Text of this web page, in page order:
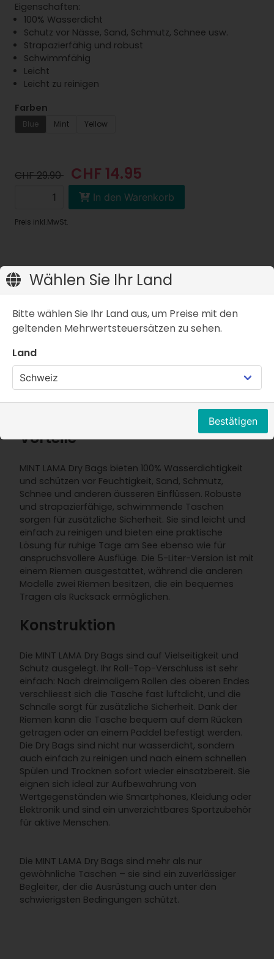
Eigenschaften:
100% Wasserdicht
Schutz vor Nässe, Sand, Schmutz, Schnee usw.
Strapazierfähig und robust
Schwimmfähig
Leicht
Leicht zu reinigen
Farben
Blue Mint Yellow
CHF 29.90 CHF 14.95
In den Warenkorb
Preis inkl.MwSt.
Artikelbeschreibung Eigenschaften FAQ
persönliche Gegenstände auch während
Wasserabenteuern trocken. Ob Paddleboarding,
Kajakfahren oder ein Ausflug zum Strand – die
Vorteile
MINT LAMA Dry Bags bieten 100% Wasserdichtigkeit
und schützen vor Feuchtigkeit, Sand, Schmutz,
Schnee und anderen äusseren Einflüssen. Robuste
und strapazierfähige, schwimmende Taschen
sorgen für zusätzliche Sicherheit. Sie sind leicht und
einfach zu reinigen und bieten eine praktische
Lösung für ruhige Tage am See ebenso wie für
anspruchsvollere Ausflüge. Die 5-Liter-Version ist mit
einem Riemen ausgestattet, während die anderen
Modelle zwei Riemen besitzen, die ein bequemes
Tragen als Rucksack ermöglichen.
Konstruktion
Die MINT LAMA Dry Bags sind auf Vielseitigkeit und
Schutz ausgelegt. Ihr Roll-Top-Verschluss ist sehr
einfach: Nach dreimaligem Rollen des oberen Endes
verschliesst sich die Tasche fast luftdicht, und die
Schnalle sorgt für zusätzliche Sicherheit. Dank der
Riemen kann die Tasche bequem auf dem Rücken
getragen oder an einem Paddel befestigt werden.
Die Dry Bags sind nicht nur wasserdicht, sondern
auch einfach zu reinigen und nach einem schnellen
Spülen und Trocknen sofort wieder einsatzbereit. Sie
eignen sich ideal zur Aufbewahrung von
Wertgegenständen wie Smartphones, Kleidung oder
Elektronik und sind ein unverzichtbares Sportzubehör
für aktive Menschen.
Die MINT LAMA Dry Bags sind mehr als nur
gewöhnliche Taschen – sie sind ein zuverlässiger
Begleiter, der die Ausrüstung auch unter den
schwierigsten Bedingungen schützt.
Wählen Sie Ihr Land
Bitte wählen Sie Ihr Land aus, um Preise mit den
geltenden Mehrwertsteuersätzen zu sehen.
Land
Bestätigen